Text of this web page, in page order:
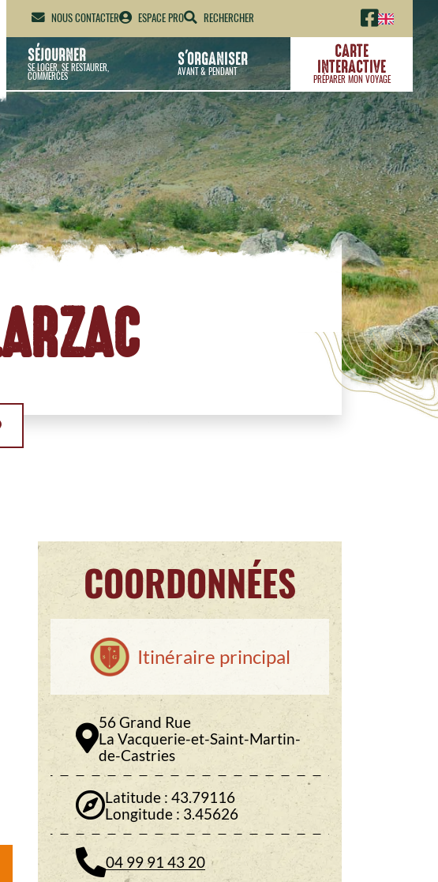
NOUS CONTACTER ESPACE PRO RECHERCHER
SÉJOURNER
SE LOGER, SE RESTAURER,
COMMERCES
S'ORGANISER
AVANT & PENDANT
CARTE
INTERACTIVE
PRÉPARER MON VOYAGE
COORDONNÉES
Itinéraire principal
56 Grand Rue
La Vacquerie-et-Saint-Martin-
de-Castries
Latitude : 43.79116
Longitude : 3.45626
04 99 91 43 20